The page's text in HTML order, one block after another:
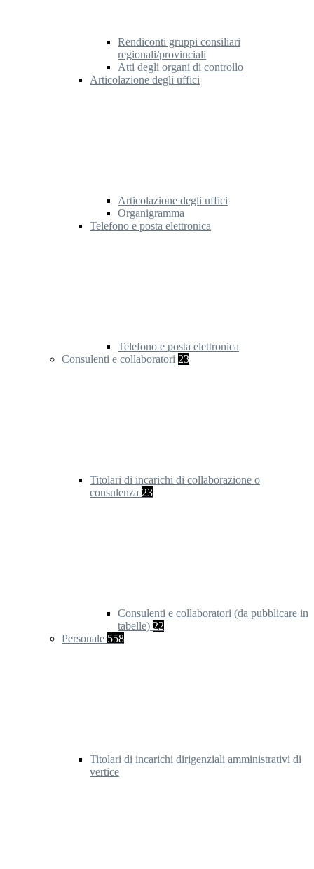
Rendiconti gruppi consiliari
regionali/provinciali
Atti degli organi di controllo
Articolazione degli uffici
Articolazione degli uffici
Organigramma
Telefono e posta elettronica
Telefono e posta elettronica
Consulenti e collaboratori 23
Titolari di incarichi di collaborazione o
consulenza 23
Consulenti e collaboratori (da pubblicare in
tabelle) 22
Personale 558
Titolari di incarichi dirigenziali amministrativi di
vertice